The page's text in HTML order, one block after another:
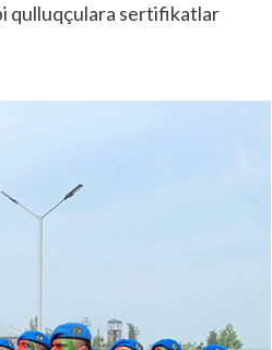
qulluqçulara sertifikatlar